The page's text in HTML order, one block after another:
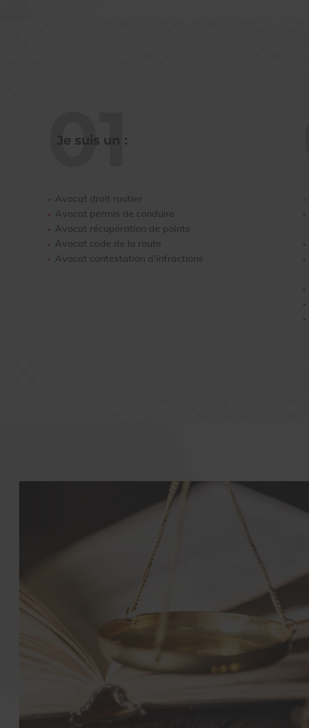
01
Je suis un :
Avocat droit routier
Avocat permis de conduire
Avocat récupération de points
Avocat code de la route
Avocat contestation d’infractions